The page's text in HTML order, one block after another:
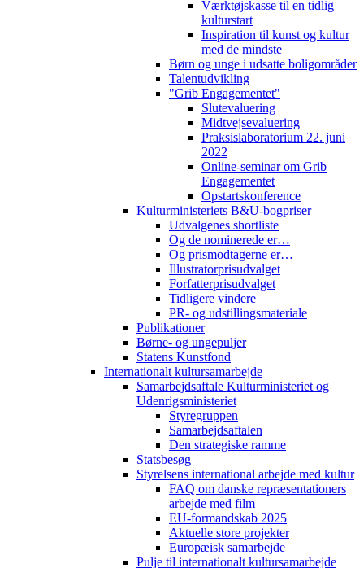
Værktøjskasse til en tidlig
kulturstart
Inspiration til kunst og kultur
med de mindste
Børn og unge i udsatte boligområder
Talentudvikling
"Grib Engagementet"
Slutevaluering
Midtvejsevaluering
Praksislaboratorium 22. juni
2022
Online-seminar om Grib
Engagementet
Opstartskonference
Kulturministeriets B&U-bogpriser
Udvalgenes shortliste
Og de nominerede er…
Og prismodtagerne er…
Illustratorprisudvalget
Forfatterprisudvalget
Tidligere vindere
PR- og udstillingsmateriale
Publikationer
Børne- og ungepuljer
Statens Kunstfond
Internationalt kultursamarbejde
Samarbejdsaftale Kulturministeriet og
Udenrigsministeriet
Styregruppen
Samarbejdsaftalen
Den strategiske ramme
Statsbesøg
Styrelsens international arbejde med kultur
FAQ om danske repræsentationers
arbejde med film
EU-formandskab 2025
Aktuelle store projekter
Europæisk samarbejde
Pulje til internationalt kultursamarbejde